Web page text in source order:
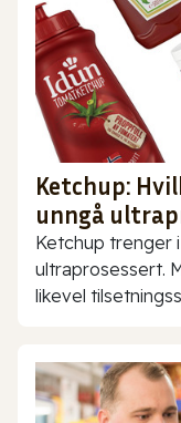
Ketchup:
unngå
Ketchup trenger
ultraprosessert.
likevel